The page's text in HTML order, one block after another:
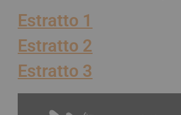
Estratto 1
Estratto 2
Estratto 3